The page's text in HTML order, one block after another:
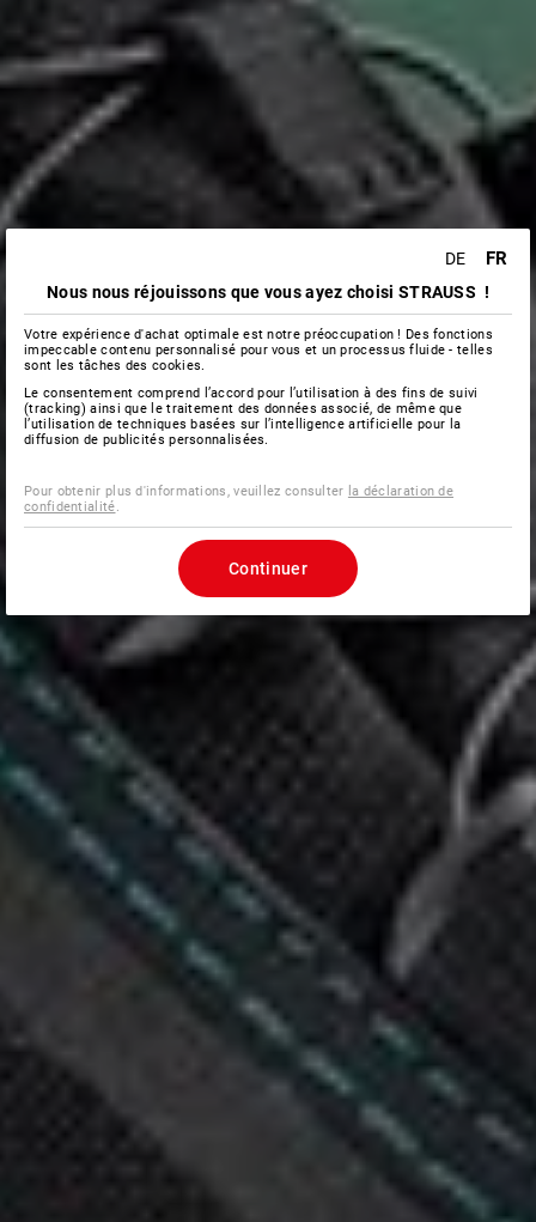
DE FR
Nous nous réjouissons que vous ayez choisi STRAUSS !
Votre expérience d'achat optimale est notre préoccupation ! Des fonctions
impeccable contenu personnalisé pour vous et un processus fluide - telles
sont les tâches des cookies.
Le consentement comprend l’accord pour l’utilisation à des fins de suivi
(tracking) ainsi que le traitement des données associé, de même que
l’utilisation de techniques basées sur l’intelligence artificielle pour la
diffusion de publicités personnalisées.
Pour obtenir plus d'informations, veuillez consulter la déclaration de
confidentialité
Continuer